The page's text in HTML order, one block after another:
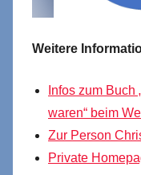
Weitere
Infos zum
waren“ beim
Zur Person
Private